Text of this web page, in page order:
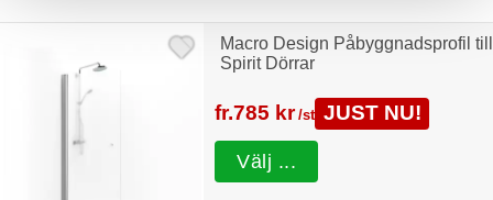
Macro Design Påbyggnadsprofil till
Spirit Dörrar
fr.785 kr /st JUST NU!
Välj ...